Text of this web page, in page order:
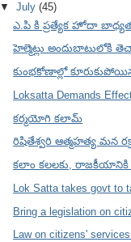
▼July(45)
ఎ.పి కి ప్రత్యేక హోదా
హెల్మెట్లు అందుబాటులోకి
కుంభకోణాల్లో
Loksatta Demands
కర్మయోగి కలామ్
రిషితేశ్వరి ఆత్మహత్య మన
కలాం కలలకు,
Lok Satta takes govt to
Bring a legislation on
Law on citizens'